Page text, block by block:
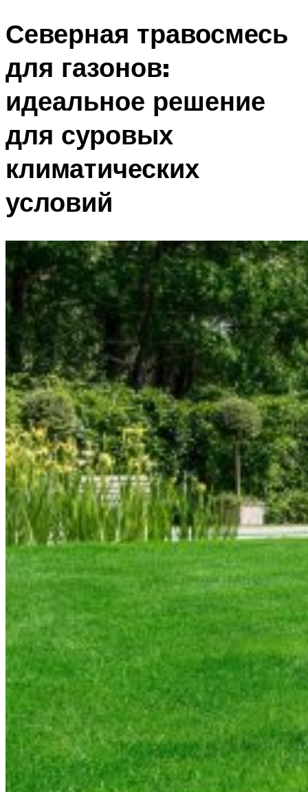
Северная травосмесь
для газонов:
идеальное решение
для суровых
климатических
условий